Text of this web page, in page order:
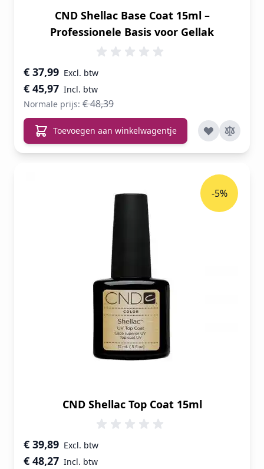
CND Shellac Base Coat 15ml –
Professionele Basis voor Gellak
Speciale prijs
€ 45,97
€ 37,99
Normale prijs: € 48,39
Toevoegen aan winkelwagentje
CND Shellac Top Coat 15ml
Speciale prijs
€ 48,27
€ 39,89
-5%